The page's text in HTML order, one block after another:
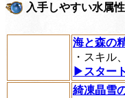
入手しやすい水属
海と森の
・スキル
▶スター
綺凍晶雪